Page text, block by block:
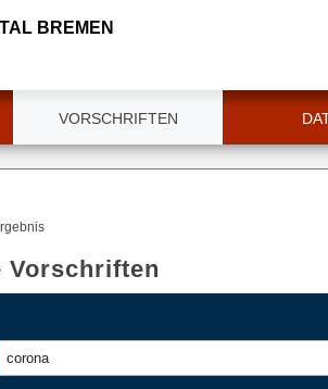
BREMEN
VORSCHRIFTEN
Vorschriften